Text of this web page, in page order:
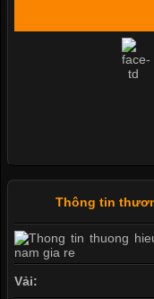
Thông tin
Vải: